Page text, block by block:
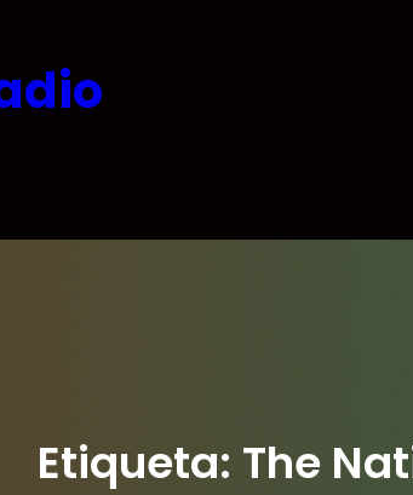
Etiqueta: The